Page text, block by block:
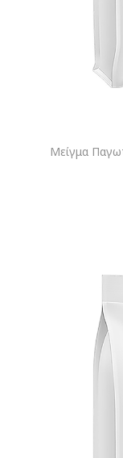
Μείγμα